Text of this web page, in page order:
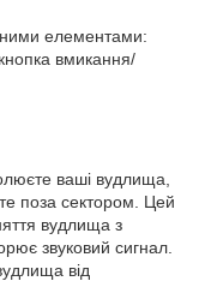
елементами:
вмикання/
ваші вудлища,
поза сектором. Цей
вудлища з
звуковий сигнал.
від